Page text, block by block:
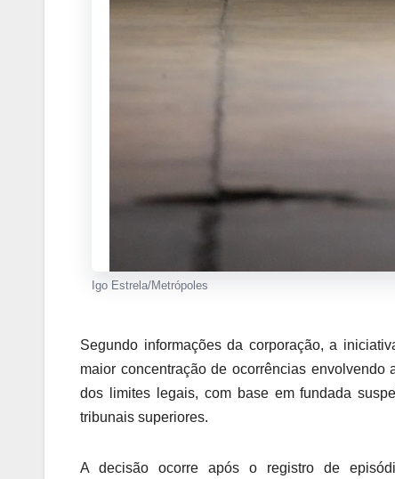
Igo Estrela/Metrópoles
Segundo informações da corporação, a
maior concentração de ocorrências
dos limites legais, com base em fundada
tribunais superiores.
A decisão ocorre após o registro de